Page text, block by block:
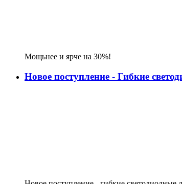
Мощьнее и ярче на 30%!
Новое поступление - Гибкие